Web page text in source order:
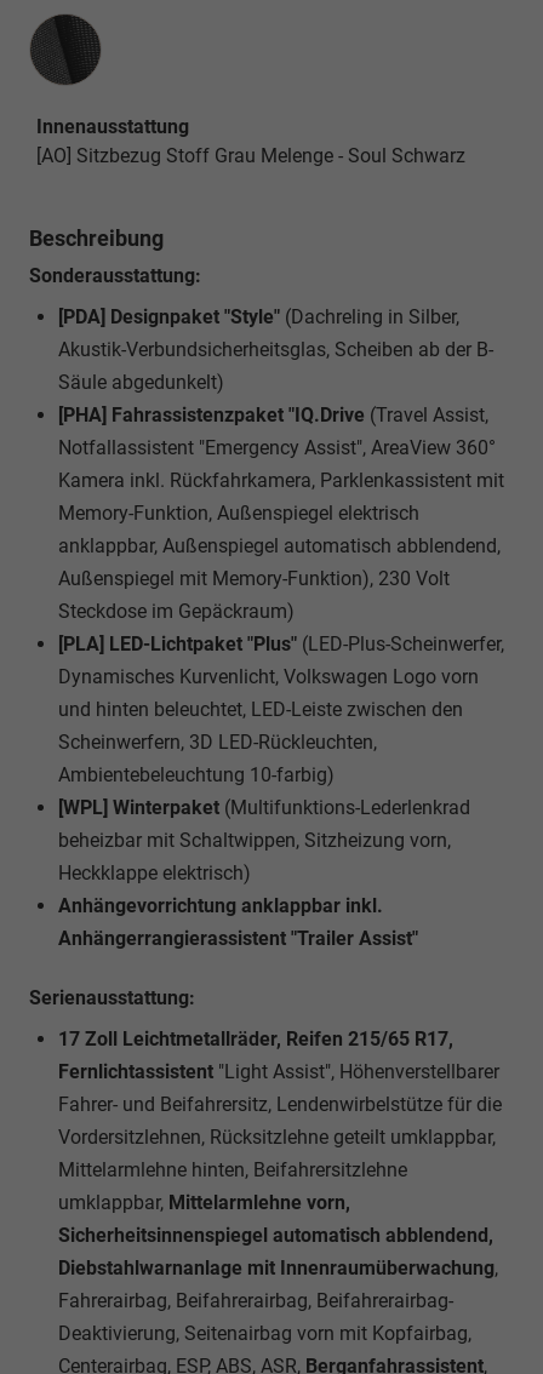
Innenausstattung
Innenausstattung
[AO] Sitzbezug Stoff Grau Melenge - Soul Schwarz
Beschreibung
Sonderausstattung:
[PDA] Designpaket "Style" (Dachreling in Silber,
Akustik-Verbundsicherheitsglas, Scheiben ab der B-
Säule abgedunkelt)
[PHA] Fahrassistenzpaket "IQ.Drive (Travel Assist,
Notfallassistent "Emergency Assist", AreaView 360°
Kamera inkl. Rückfahrkamera, Parklenkassistent mit
Memory-Funktion, Außenspiegel elektrisch
anklappbar, Außenspiegel automatisch abblendend,
Außenspiegel mit Memory-Funktion), 230 Volt
Steckdose im Gepäckraum)
[PLA] LED-Lichtpaket "Plus" (LED-Plus-Scheinwerfer,
Dynamisches Kurvenlicht, Volkswagen Logo vorn
und hinten beleuchtet, LED-Leiste zwischen den
Scheinwerfern, 3D LED-Rückleuchten,
Ambientebeleuchtung 10-farbig)
[WPL] Winterpaket (Multifunktions-Lederlenkrad
beheizbar mit Schaltwippen, Sitzheizung vorn,
Heckklappe elektrisch)
Anhängevorrichtung anklappbar inkl.
Anhängerrangierassistent "Trailer Assist"
Serienausstattung:
17 Zoll Leichtmetallräder, Reifen 215/65 R17,
Fernlichtassistent "Light Assist", Höhenverstellbarer
Fahrer- und Beifahrersitz, Lendenwirbelstütze für die
Vordersitzlehnen, Rücksitzlehne geteilt umklappbar,
Mittelarmlehne hinten, Beifahrersitzlehne
umklappbar, Mittelarmlehne vorn,
Sicherheitsinnenspiegel automatisch abblendend,
Diebstahlwarnanlage mit Innenraumüberwachung,
Fahrerairbag, Beifahrerairbag, Beifahrerairbag-
Deaktivierung, Seitenairbag vorn mit Kopfairbag,
Centerairbag, ESP, ABS, ASR, Berganfahrassistent,